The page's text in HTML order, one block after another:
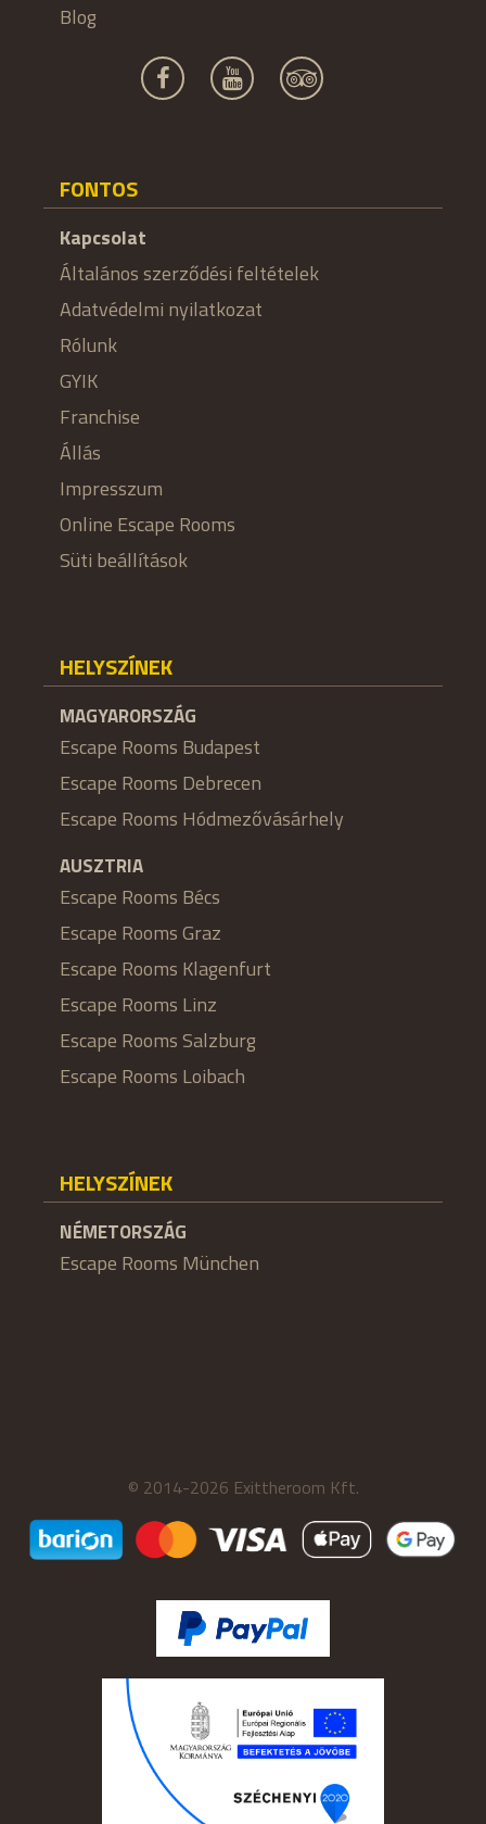
Blog
FONTOS
Kapcsolat
Általános szerződési feltételek
Adatvédelmi nyilatkozat
Rólunk
GYIK
Franchise
Állás
Impresszum
Online Escape Rooms
Süti beállítások
HELYSZÍNEK
MAGYARORSZÁG
Escape Rooms Budapest
Escape Rooms Debrecen
Escape Rooms Hódmezővásárhely
AUSZTRIA
Escape Rooms Bécs
Escape Rooms Graz
Escape Rooms Klagenfurt
Escape Rooms Linz
Escape Rooms Salzburg
Escape Rooms Loibach
HELYSZÍNEK
NÉMETORSZÁG
Escape Rooms München
© 2014-2026 Exittheroom Kft.